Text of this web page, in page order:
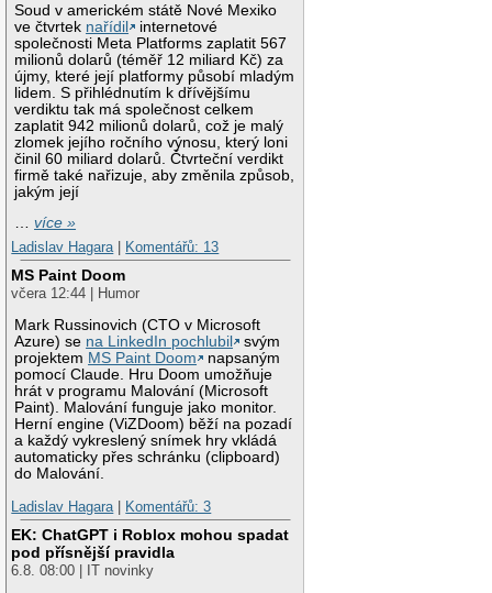
Soud v americkém státě Nové Mexiko
ve čtvrtek nařídil
internetové
společnosti Meta Platforms zaplatit 567
milionů dolarů (téměř 12 miliard Kč) za
újmy, které její platformy působí mladým
lidem. S přihlédnutím k dřívějšímu
verdiktu tak má společnost celkem
zaplatit 942 milionů dolarů, což je malý
zlomek jejího ročního výnosu, který loni
činil 60 miliard dolarů. Čtvrteční verdikt
firmě také nařizuje, aby změnila způsob,
jakým její
…více »
Ladislav Hagara
Komentářů: 13
MS Paint Doom
včera 12:44 | Humor
Mark Russinovich (CTO v Microsoft
Azure) se na LinkedIn pochlubil
svým
projektem MS Paint Doom
napsaným
pomocí Claude. Hru Doom umožňuje
hrát v programu Malování (Microsoft
Paint). Malování funguje jako monitor.
Herní engine (ViZDoom) běží na pozadí
a každý vykreslený snímek hry vkládá
automaticky přes schránku (clipboard)
do Malování.
Ladislav Hagara
Komentářů: 3
EK: ChatGPT i Roblox mohou spadat
pod přísnější pravidla
6.8. 08:00 | IT novinky